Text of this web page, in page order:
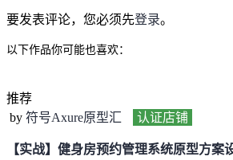
要发表评论，您必须先登录。
以下作品你可能也喜欢：
推荐
by 符号Axure原型汇 认证店铺
【实战】健身房预约管理系统原型方案